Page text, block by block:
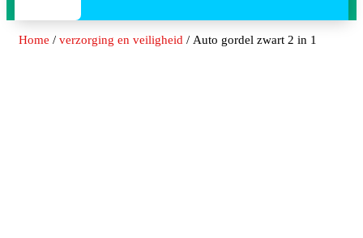
Home / verzorging en veiligheid / Auto gordel zwart 2 in 1